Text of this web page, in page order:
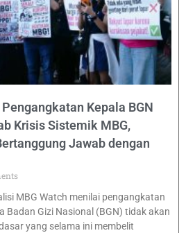
Kepala BGN
Krisis Sistemik MBG,
Jawab dengan
MBG Watch menilai pengangkatan
Badan Gizi Nasional (BGN) tidak akan
yang selama ini membelit